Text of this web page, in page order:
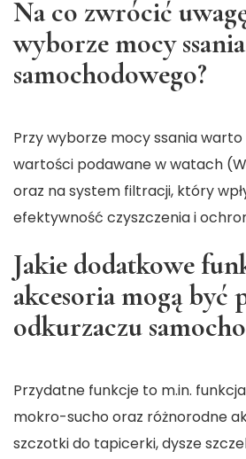
Na co zwrócić
wyborze mocy
samochodowego?
Przy wyborze mocy ssania
wartości podawane w watach
oraz na system filtracji, który
efektywność czyszczenia i
Jakie dodatkowe
akcesoria mogą być
odkurzaczu
Przydatne funkcje to m.in.
mokro-sucho oraz różnorodne
szczotki do tapicerki, dysze